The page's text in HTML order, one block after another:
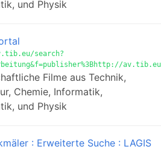
und Physik
search?
av.tib.eu/
Filme aus Technik,
Chemie, Informatik,
und Physik
: Erweiterte Suche : LAGIS